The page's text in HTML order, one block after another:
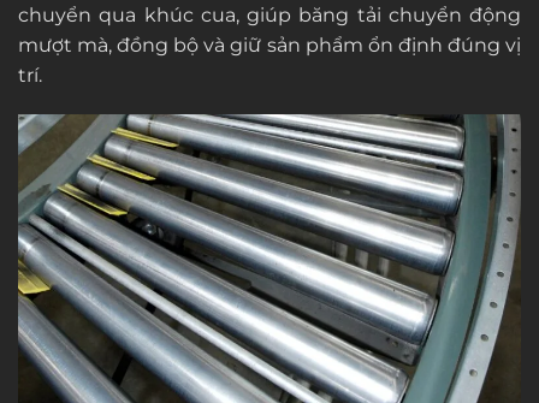
chuyển qua khúc cua, giúp băng tải chuyển động
mượt mà, đồng bộ và giữ sản phẩm ổn định đúng vị
trí.